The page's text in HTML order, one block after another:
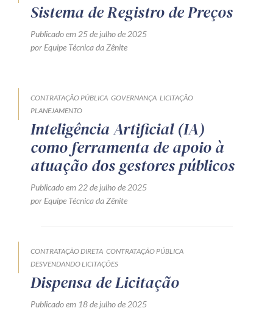
Sistema de Registro de Preços
Publicado em 25 de julho de 2025
por Equipe Técnica da Zênite
CONTRATAÇÃO PÚBLICA GOVERNANÇA LICITAÇÃO
PLANEJAMENTO
Inteligência Artificial (IA)
como ferramenta de apoio à
atuação dos gestores públicos
Publicado em 22 de julho de 2025
por Equipe Técnica da Zênite
CONTRATAÇÃO DIRETA CONTRATAÇÃO PÚBLICA
DESVENDANDO LICITAÇÕES
Dispensa de Licitação
Publicado em 18 de julho de 2025